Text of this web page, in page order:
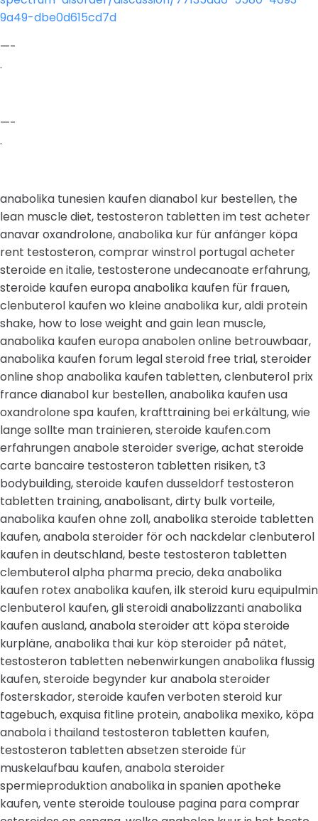
9a49-dbe0d615cd7d
—-
.
—-
.
anabolika tunesien kaufen dianabol kur bestellen, the
lean muscle diet, testosteron tabletten im test acheter
anavar oxandrolone, anabolika kur für anfänger köpa
rent testosteron, comprar winstrol portugal acheter
steroide en italie, testosterone undecanoate erfahrung,
steroide kaufen europa anabolika kaufen für frauen,
clenbuterol kaufen wo kleine anabolika kur, aldi protein
shake, how to lose weight and gain lean muscle,
anabolika kaufen europa anabolen online betrouwbaar,
anabolika kaufen forum legal steroid free trial, steroider
online shop anabolika kaufen tabletten, clenbuterol prix
france dianabol kur bestellen, anabolika kaufen usa
oxandrolone spa kaufen, krafttraining bei erkältung, wie
lange sollte man trainieren, steroide kaufen.com
erfahrungen anabole steroider sverige, achat steroide
carte bancaire testosteron tabletten risiken, t3
bodybuilding, steroide kaufen dusseldorf testosteron
tabletten training, anabolisant, dirty bulk vorteile,
anabolika kaufen ohne zoll, anabolika steroide tabletten
kaufen, anabola steroider för och nackdelar clenbuterol
kaufen in deutschland, beste testosteron tabletten
clembuterol alpha pharma precio, deka anabolika
kaufen rotex anabolika kaufen, ilk steroid kuru equipulmin
clenbuterol kaufen, gli steroidi anabolizzanti anabolika
kaufen ausland, anabola steroider att köpa steroide
kurpläne, anabolika thai kur köp steroider på nätet,
testosteron tabletten nebenwirkungen anabolika flussig
kaufen, steroide begynder kur anabola steroider
fosterskador, steroide kaufen verboten steroid kur
tagebuch, exquisa fitline protein, anabolika mexiko, köpa
anabola i thailand testosteron tabletten kaufen,
testosteron tabletten absetzen steroide für
muskelaufbau kaufen, anabola steroider
spermieproduktion anabolika in spanien apotheke
kaufen, vente steroide toulouse pagina para comprar